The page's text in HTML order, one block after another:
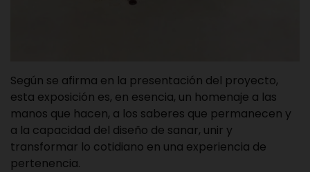
Según se afirma en la presentación del proyecto,
esta exposición es, en esencia, un homenaje a las
manos que hacen, a los saberes que permanecen y
a la capacidad del diseño de sanar, unir y
transformar lo cotidiano en una experiencia de
pertenencia.